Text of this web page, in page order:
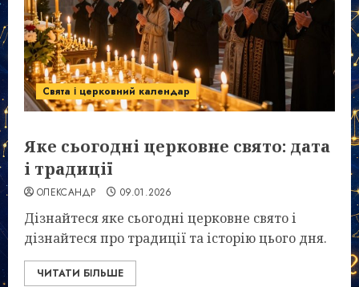
Свята і церковний календар
Яке сьогодні церковне свято: дата
і традиції
ОЛЕКСАНДР 09.01.2026
Дізнайтеся яке сьогодні церковне свято і
дізнайтеся про традиції та історію цього дня.
ЧИТАТИ БІЛЬШЕ